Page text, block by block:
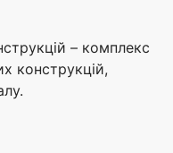
– комплекс
конструкцій,